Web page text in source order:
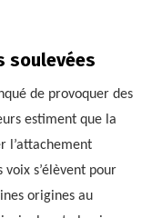
soulevées
de provoquer des
estiment que la
l’attachement
s’élèvent pour
origines au